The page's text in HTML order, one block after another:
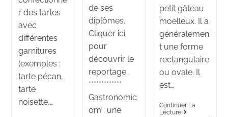
r des tartes
avec
différentes
garnitures
(exemples :
tarte pécan,
tarte
noisette,…
de ses
diplômes.
Cliquer ici
pour
découvrir le
reportage.
*************
Gastronomic
om : une
petit gâteau
moelleux. Il a
généralemen
t une forme
rectangulaire
ou ovale. Il
est…
Continuer La
Lecture